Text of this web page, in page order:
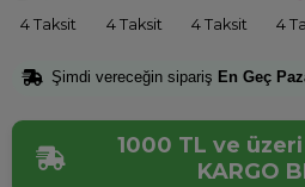
4 Taksit 4 Taksit 4 Taksit 4
Şimdi vereceğin sipariş En Geç
1000 TL ve
KARGO